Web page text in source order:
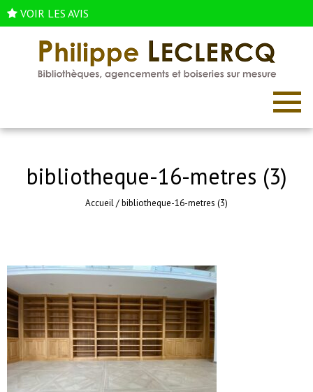
VOIR LES AVIS
bibliotheque-16-metres (3)
Accueil/bibliotheque-16-metres (3)